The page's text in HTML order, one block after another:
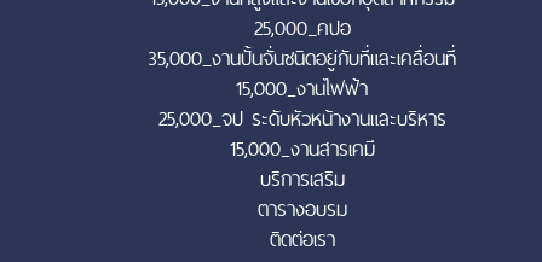
25,000_คปอ
35,000_งานปั้นจั่นชนิดอยู่กับที่และเคลื่อนที่
15,000_งานไฟฟ้า
25,000_จป ระดับหัวหน้างานและบริหาร
15,000_งานสารเคมี
บริการเสริม
ตารางอบรม
ติดต่อเรา